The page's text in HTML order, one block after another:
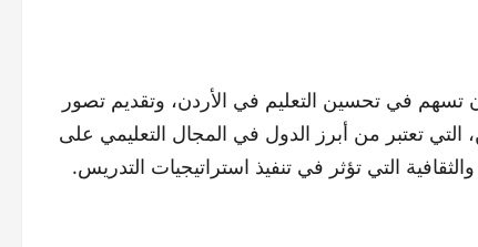
تسهم في تحسين التعليم في الأردن، وتقديم تصور
تعتبر من أبرز الدول في المجال التعليمي على
التي تؤثر في تنفيذ استراتيجيات التدريس.